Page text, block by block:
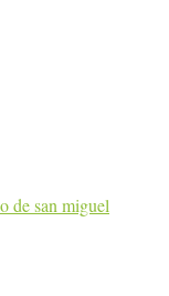
de san miguel